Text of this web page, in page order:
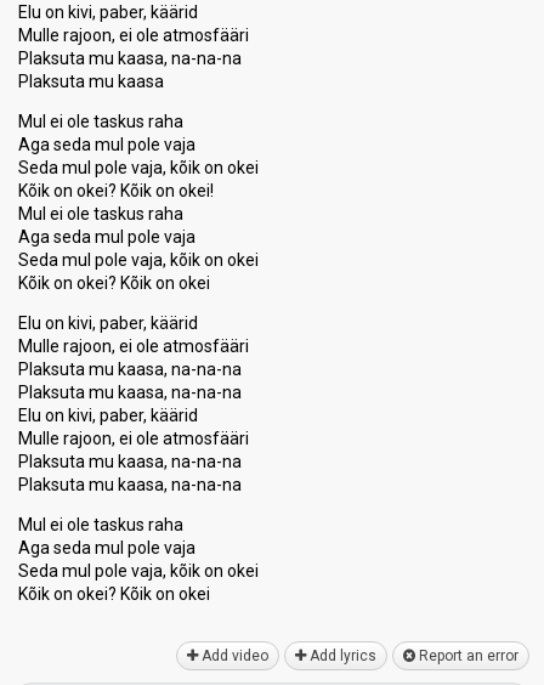
Elu on kivi, paber, käärid
Mulle rajoon, ei ole atmosfääri
Plaksuta mu kaasa, na-na-na
Plaksuta mu kaasa
Mul ei ole taskus raha
Aga seda mul pole vaja
Seda mul pole vaja, kõik on okei
Kõik on okei? Kõik on okei!
Mul ei ole taskus raha
Aga seda mul pole vaja
Seda mul pole vaja, kõik on okei
Kõik on okei? Kõik on okei
Elu on kivi, paber, käärid
Mulle rajoon, ei ole atmosfääri
Plaksuta mu kaasa, na-na-na
Plaksuta mu kaasa, na-na-na
Elu on kivi, paber, käärid
Mulle rajoon, ei ole atmosfääri
Plaksuta mu kaasa, na-na-na
Plaksuta mu kaasa, na-na-na
Mul ei ole taskus raha
Aga ѕeda mul pole vaja
Seda mul pole vajа, kõik on okei
Kõik on okei? Kõik on okei
Add video Add lyrics Report an error